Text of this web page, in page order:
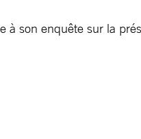
à son enquête sur la